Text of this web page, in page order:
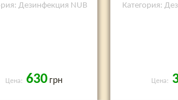
Дезинфекция NUB
Цена: 630 грн
Категория:
Цена: